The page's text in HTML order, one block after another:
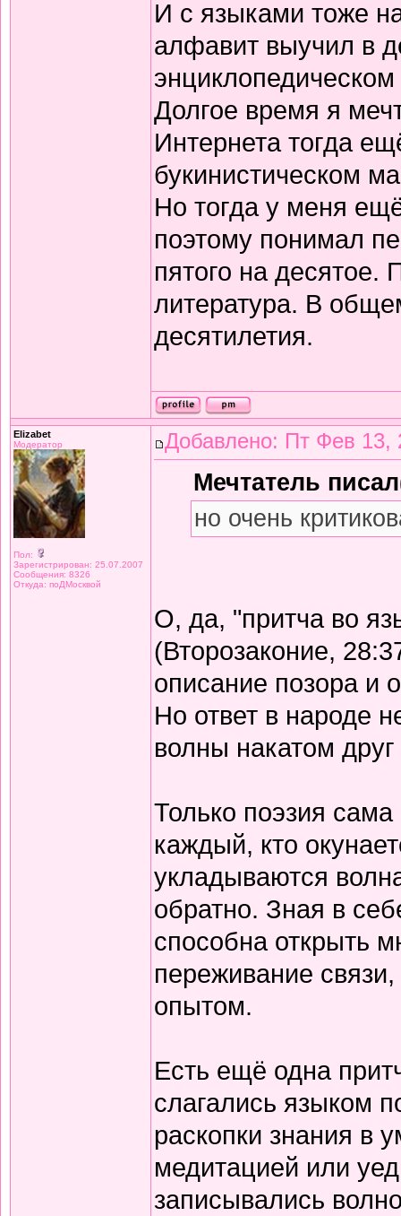
И с языками тоже
алфавит выучил в
Долгое время я
Интернета тогда
букинистическом
Но тогда у меня
поэтому понимал
пятого на десятое.
литература. В
десятилетия.
Elizabet
Модератор
Пол:
Зарегистрирован: 25.07.2007
Сообщения: 8326
Откуда: поДМосквой
Добавлено: Пт Фев 13,
Мечтатель
но очень
О, да, "притча во
(Второзаконие,
описание позора и
Но ответ в народе
волны накатом
Только поэзия
каждый, кто
укладываются
обратно. Зная в
способна открыть
переживание связи,
опытом.
Есть ещё одна
слагались языком
раскопки знания в
медитацией или
записывались